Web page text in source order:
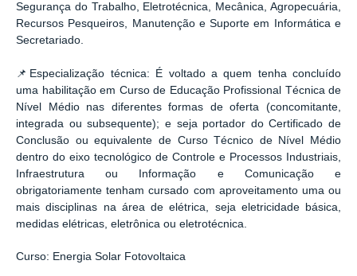
Segurança do Trabalho, Eletrotécnica, Mecânica, Agropecuária,
Recursos Pesqueiros, Manutenção e Suporte em Informática e
Secretariado.
📌 Especialização técnica: É voltado a quem tenha concluído
uma habilitação em Curso de Educação Profissional Técnica de
Nível Médio nas diferentes formas de oferta (concomitante,
integrada ou subsequente); e seja portador do Certificado de
Conclusão ou equivalente de Curso Técnico de Nível Médio
dentro do eixo tecnológico de Controle e Processos Industriais,
Infraestrutura ou Informação e Comunicação e
obrigatoriamente tenham cursado com aproveitamento uma ou
mais disciplinas na área de elétrica, seja eletricidade básica,
medidas elétricas, eletrônica ou eletrotécnica.
Curso: Energia Solar Fotovoltaica